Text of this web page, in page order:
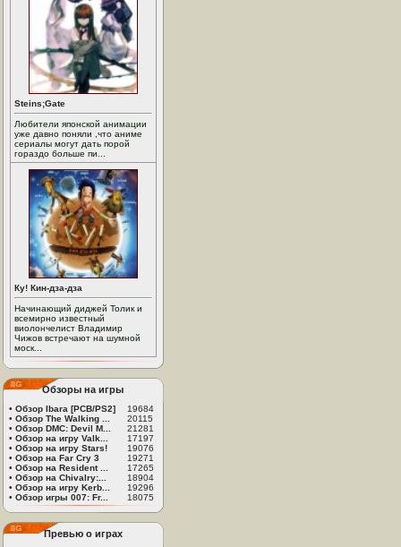
Steins;Gate
Любители японской анимации
уже давно поняли ,что аниме
сериалы могут дать порой
гораздо больше пи...
Ку! Кин-дза-дза
Начинающий диджей Толик и
всемирно известный
виолончелист Владимир
Чижов встречают на шумной
моск...
Обзоры на игры
• Обзор Ibara [PCB/PS2]
19684
• Обзор The Walking ...
20115
• Обзор DMC: Devil M...
21281
• Обзор на игру Valk...
17197
• Обзор на игру Stars!
19076
• Обзор на Far Cry 3
19271
• Обзор на Resident ...
17265
• Обзор на Chivalry:...
18904
• Обзор на игру Kerb...
19296
• Обзор игры 007: Fr... 18075
Превью о играх